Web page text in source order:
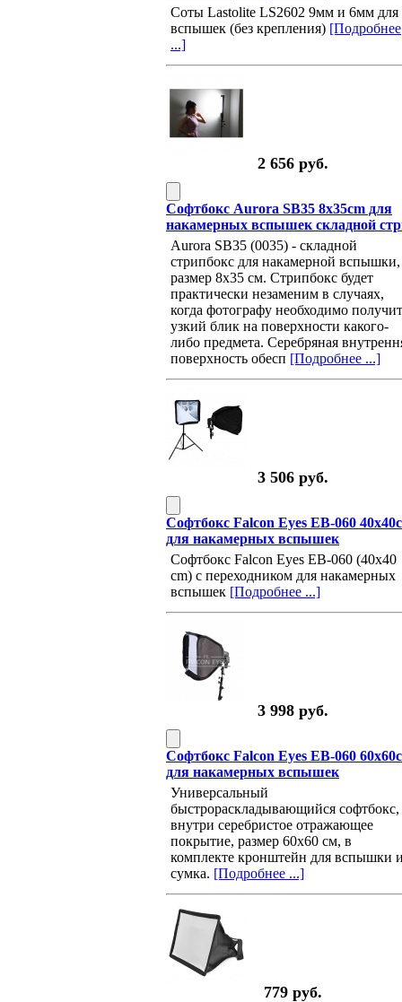
Соты Lastolite LS2602 9мм и 6мм для
вспышек (без крепления) [Подробнее
...]
2 656 руб.
Софтбокс Aurora SB35 8x35cm для
накамерных вспышек складной
Aurora SB35 (0035) - складной
стрипбокс для накамерной вспышки,
размер 8х35 см. Стрипбокс будет
практически незаменим в случаях,
когда фотографу необходимо
узкий блик на поверхности какого-
либо предмета. Серебряная
поверхность обесп [Подробнее ...]
3 506 руб.
Софтбокс Falcon Eyes EB-060
для накамерных вспышек
Софтбокс Falcon Eyes EB-060 (40x40
cm) с переходником для накамерных
вспышек [Подробнее ...]
3 998 руб.
Софтбокс Falcon Eyes EB-060
для накамерных вспышек
Универсальный
быстрораскладывающийся софтбокс,
внутри серебристое отражающее
покрытие, размер 60х60 см, в
комплекте кронштейн для вспышки
сумка. [Подробнее ...]
779 руб.